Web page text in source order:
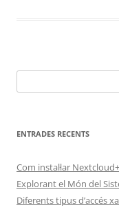
ENTRADES RECENTS
Com instal·lar
Explorant el Món del
Diferents tipus d’accés